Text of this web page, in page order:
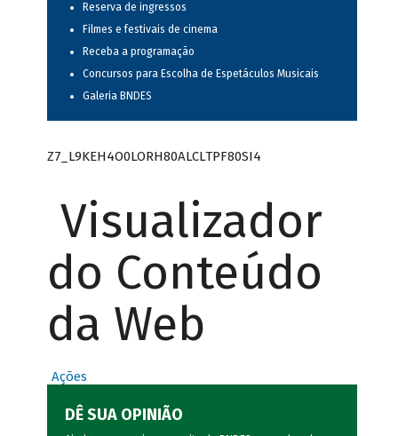
Reserva de ingressos
Filmes e festivais de cinema
Receba a programação
Concursos para Escolha de Espetáculos Musicais
Galeria BNDES
Z7_L9KEH4O0LORH80ALCLTPF80SI4
Visualizador
do Conteúdo
da Web
Ações
DÊ SUA OPINIÃO